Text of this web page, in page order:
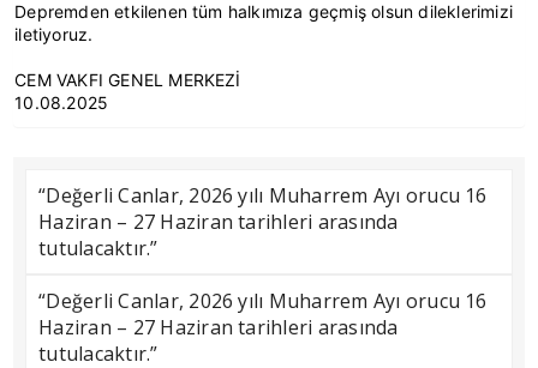
Depremden etkilenen tüm halkımıza geçmiş olsun dileklerimizi
iletiyoruz.
CEM VAKFI GENEL MERKEZİ
10.08.2025
“Değerli Canlar, 2026 yılı Muharrem Ayı orucu 16
Haziran – 27 Haziran tarihleri arasında
tutulacaktır.”
“Değerli Canlar, 2026 yılı Muharrem Ayı orucu 16
Haziran – 27 Haziran tarihleri arasında
tutulacaktır.”